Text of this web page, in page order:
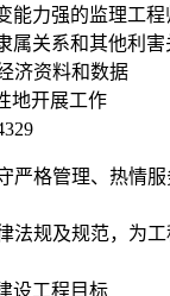
能力强的监理工程
属关系和其他利害
济资料和数据
地开展工作
严格管理、热情
法规及规范，为
设工程目标